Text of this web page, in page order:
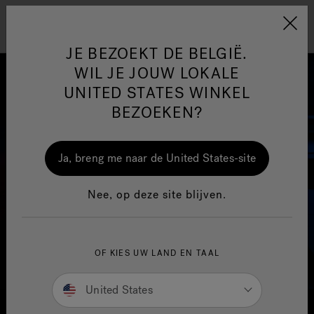
Jacuzzi&reg; EMEA
Jacuzzi® Sensational
Wellness™
One Page
JE BEZOEKT DE BELGIË.
WIL JE JOUW LOKALE
UNITED STATES WINKEL
BEZOEKEN?
Ja, breng me naar de United States-site
Nee, op deze site blijven.
OF KIES UW LAND EN TAAL
United States